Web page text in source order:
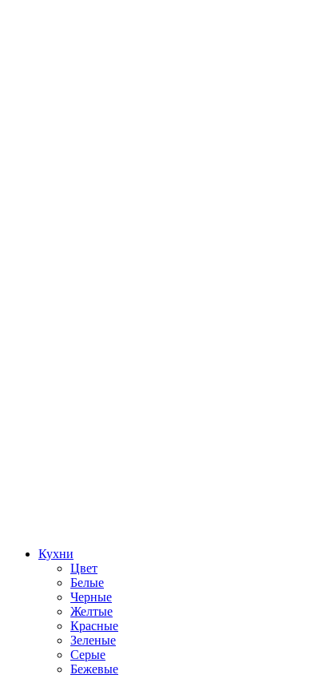
Кухни
Цвет
Белые
Черные
Желтые
Красные
Зеленые
Серые
Бежевые